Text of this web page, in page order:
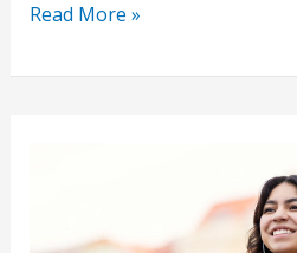
Read More »
Vestibular